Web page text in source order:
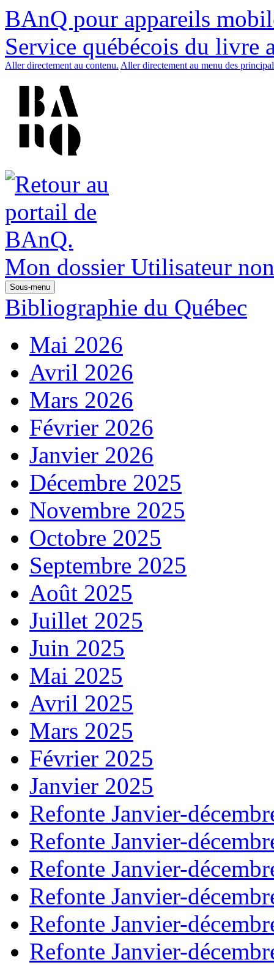
BAnQ pour appareils
Service québécois du livre
Aller directement au contenu. Aller directement au menu des
Mon dossier Utilisateur
Sous-menu
Bibliographie du Québec
Mai 2026
Avril 2026
Mars 2026
Février 2026
Janvier 2026
Décembre 2025
Novembre 2025
Octobre 2025
Septembre 2025
Août 2025
Juillet 2025
Juin 2025
Mai 2025
Avril 2025
Mars 2025
Février 2025
Janvier 2025
Refonte Janvier-
Refonte Janvier-
Refonte Janvier-
Refonte Janvier-
Refonte Janvier-
Refonte Janvier-